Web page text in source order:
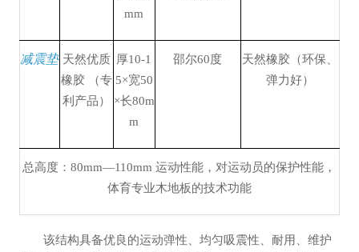
mm
减震垫 天然优质
橡胶 （专
利产品）
厚10-1
5×宽50
×长80m
m
邵尔60度
天然橡胶（环保、
弹力好）
总高度：80mm—110mm 运动性能，对运动员的保护性能，
体育专业木地板的技术功能
该结构具备优良的运动弹性、均匀吸震性、耐用、维护